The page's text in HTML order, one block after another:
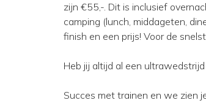
zijn €55,-. Dit is inclusief
camping (lunch, middageten,
finish en een prijs! Voor de
Heb jij altijd al een
Succes met trainen en we zien